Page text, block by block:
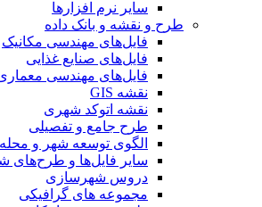
سایر نرم افزارها
طرح و نقشه و بانک داده
فایل‌های مهندسی مکانیک
فایل‌های صنایع غذایی
فایل‌های مهندسی معماری
نقشه GIS
نقشه اتوکد شهری
طرح جامع و تفصیلی
الگوی توسعه شهر و محله
سایر فایل‌ها و طرح‌های شهری
دروس شهرسازی
مجموعه های گرافیکی